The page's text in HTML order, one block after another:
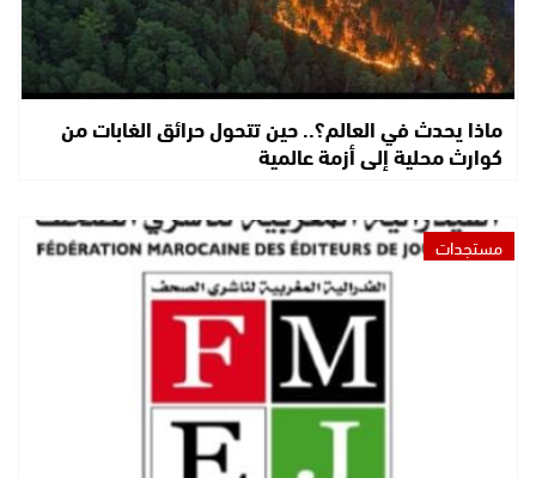
ماذا يحدث في العالم؟.. حين تتحول حرائق الغابات من
كوارث محلية إلى أزمة عالمية
مستجدات